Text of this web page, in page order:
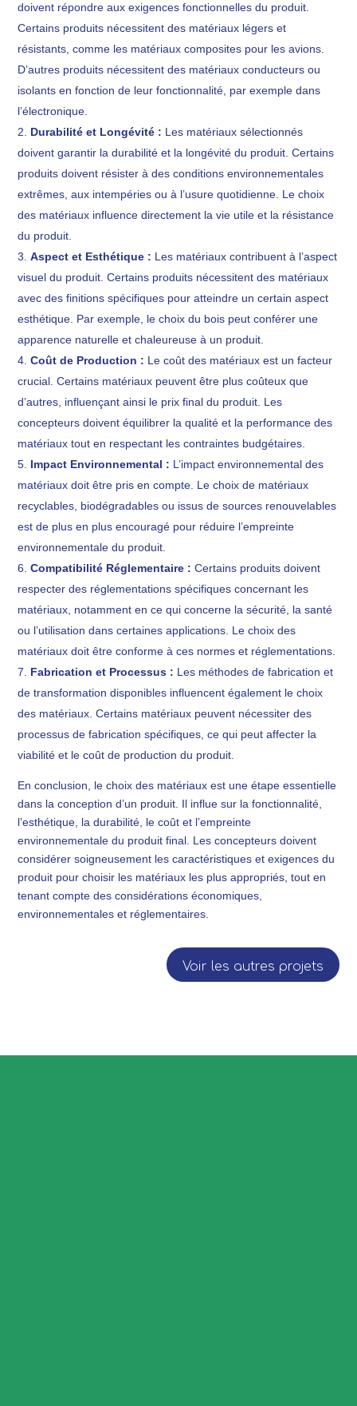
doivent répondre aux exigences fonctionnelles du produit.
Certains produits nécessitent des matériaux légers et
résistants, comme les matériaux composites pour les avions.
D’autres produits nécessitent des matériaux conducteurs ou
isolants en fonction de leur fonctionnalité, par exemple dans
l’électronique.
Durabilité et Longévité : Les matériaux sélectionnés
doivent garantir la durabilité et la longévité du produit. Certains
produits doivent résister à des conditions environnementales
extrêmes, aux intempéries ou à l’usure quotidienne. Le choix
des matériaux influence directement la vie utile et la résistance
du produit.
Aspect et Esthétique : Les matériaux contribuent à l’aspect
visuel du produit. Certains produits nécessitent des matériaux
avec des finitions spécifiques pour atteindre un certain aspect
esthétique. Par exemple, le choix du bois peut conférer une
apparence naturelle et chaleureuse à un produit.
Coût de Production : Le coût des matériaux est un facteur
crucial. Certains matériaux peuvent être plus coûteux que
d’autres, influençant ainsi le prix final du produit. Les
concepteurs doivent équilibrer la qualité et la performance des
matériaux tout en respectant les contraintes budgétaires.
Impact Environnemental : L’impact environnemental des
matériaux doit être pris en compte. Le choix de matériaux
recyclables, biodégradables ou issus de sources renouvelables
est de plus en plus encouragé pour réduire l’empreinte
environnementale du produit.
Compatibilité Réglementaire : Certains produits doivent
respecter des réglementations spécifiques concernant les
matériaux, notamment en ce qui concerne la sécurité, la santé
ou l’utilisation dans certaines applications. Le choix des
matériaux doit être conforme à ces normes et réglementations.
Fabrication et Processus : Les méthodes de fabrication et
de transformation disponibles influencent également le choix
des matériaux. Certains matériaux peuvent nécessiter des
processus de fabrication spécifiques, ce qui peut affecter la
viabilité et le coût de production du produit.
En conclusion, le choix des matériaux est une étape essentielle
dans la conception d’un produit. Il influe sur la fonctionnalité,
l’esthétique, la durabilité, le coût et l’empreinte
environnementale du produit final. Les concepteurs doivent
considérer soigneusement les caractéristiques et exigences du
produit pour choisir les matériaux les plus appropriés, tout en
tenant compte des considérations économiques,
environnementales et réglementaires.
Voir les autres projets